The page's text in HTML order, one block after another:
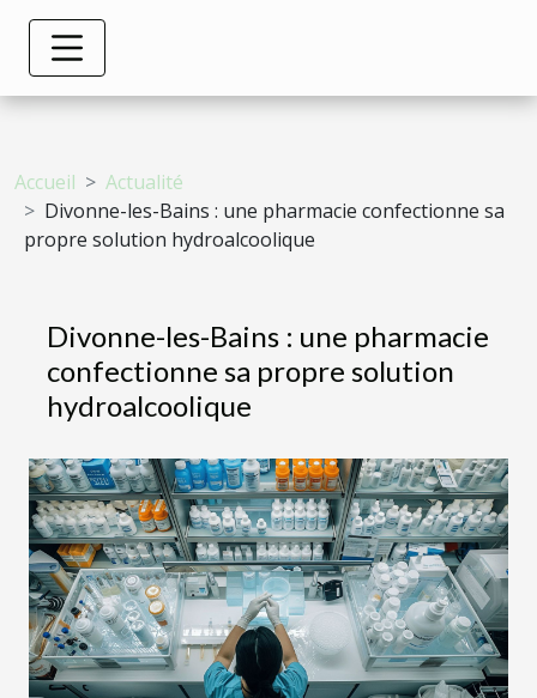
Accueil
Actualité
Divonne-les-Bains : une pharmacie confectionne sa
propre solution hydroalcoolique
Divonne-les-Bains : une pharmacie
confectionne sa propre solution
hydroalcoolique